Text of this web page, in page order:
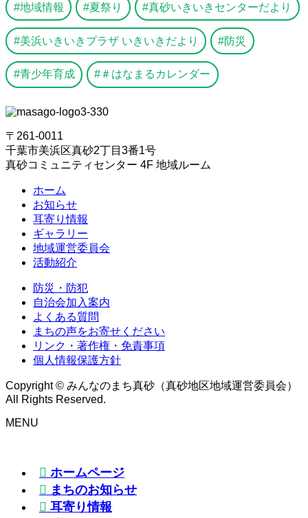
地域情報 夏祭り 真砂いきいきセンターだより
美浜いきいきプラザ いきいきだより 防災
青少年育成 ＃はなまるカレンダー
〒261-0011
千葉市美浜区真砂2丁目3番1号
真砂コミュニティセンター 4F 地域ルーム
ホーム
お知らせ
耳寄り情報
ギャラリー
地域運営委員会
活動紹介
防災・防犯
自治会加入案内
よくある質問
まちの声をお寄せください
リンク・著作権・免責事項
個人情報保護方針
Copyright © みんなのまち真砂（真砂地区地域運営委員会）
All Rights Reserved.
MENU
ホームページ
まちのお知らせ
耳寄り情報